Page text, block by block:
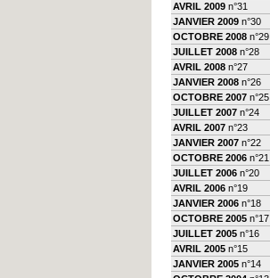
AVRIL 2009 n°31
JANVIER 2009 n°30
OCTOBRE 2008 n°29
JUILLET 2008 n°28
AVRIL 2008 n°27
JANVIER 2008 n°26
OCTOBRE 2007 n°25
JUILLET 2007 n°24
AVRIL 2007 n°23
JANVIER 2007 n°22
OCTOBRE 2006 n°21
JUILLET 2006 n°20
AVRIL 2006 n°19
JANVIER 2006 n°18
OCTOBRE 2005 n°17
JUILLET 2005 n°16
AVRIL 2005 n°15
JANVIER 2005 n°14